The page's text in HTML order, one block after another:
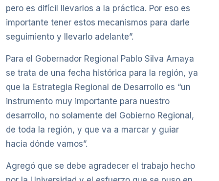
pero es difícil llevarlos a la práctica. Por eso es
importante tener estos mecanismos para darle
seguimiento y llevarlo adelante”.
Para el Gobernador Regional Pablo Silva Amaya
se trata de una fecha histórica para la región, ya
que la Estrategia Regional de Desarrollo es “un
instrumento muy importante para nuestro
desarrollo, no solamente del Gobierno Regional,
de toda la región, y que va a marcar y guiar
hacia dónde vamos”.
Agregó que se debe agradecer el trabajo hecho